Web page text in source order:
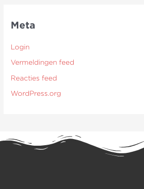
Meta
Login
Vermeldingen feed
Reacties feed
WordPress.org